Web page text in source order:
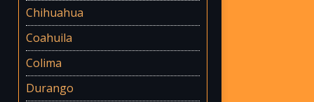
Chihuahua
Coahuila
Colima
Durango